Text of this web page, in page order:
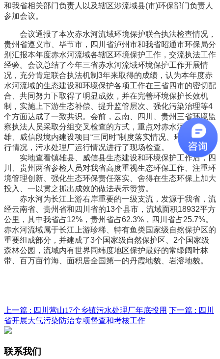
和我省相关部门负责人以及辖区涉流域县(市)环保部门负责人
参加会议。
会议通报了本次赤水河流域环境保护联合执法检查情况，
贵州省遵义市、毕节市，四川省泸州市和我省昭通市环保局分
别汇报本年度赤水河流域各辖区环境保护工作，交流执法工作
经验。会议总结了今年三省赤水河流域环境保护工作开展情
况，充分肯定联合执法机制3年来取得的成绩，认为本年度赤
水河流域的生态建设和环境保护各项工作在三省四市的密切配
合、共同努力下取得了明显成效，并在完善环境保护长效机
制，实施上下游生态补偿、提升监管层次、强化污染治理等4
个方面达成了一致共识。会前，云南、四川、贵州三省环境监
察执法人员采取分组交叉检查的方式，重点对赤水河流域镇
雄、威信段境内建设项目“三同时”制度落实情况、环保设施运
行情况，污水处理厂运行情况进行了现场检查。
实地查看镇雄县、威信县生态建设和环境保护工作后，四
川、贵州两省参检人员对我省高度重视生态环保工作、注重环
境管理创新、强化生态环保责任落实、舍得在生态环保上加大
投入、一以贯之抓出成效的做法表示赞赏。
赤水河为长江上游右岸重要的一级支流，发源于我省，流
经云南省、贵州省和四川省的13个县市，流域面积18932平方
公里，其中我省占12%，贵州省占62.3%，四川省占25.7%。
赤水河流域属于长江上游珍稀、特有鱼类国家级自然保护区的
重要组成部分，并建成了3个国家级自然保护区、2个国家级
森林公园，流域内有世界同纬度地区保护最好的常绿阔叶林
带、百万亩竹海、面积居全国第一的丹霞地貌、岩溶地貌。
上一篇 : 四川营山17个乡镇污水处理厂年底投用 下一篇 : 四川
省开展大气污染防治专项督查和考核工作
联系我们